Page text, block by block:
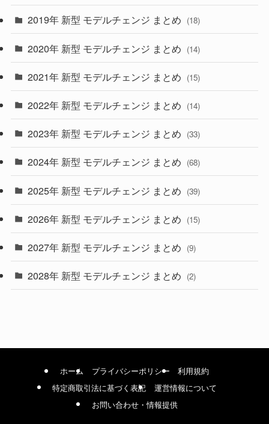
(30)
(27)
(10)
(35)
(10)
(9)
(22)
(4)
(9)
(4)
(1)
2019年 新型 モデルチェンジ まとめ (18)
2020年 新型 モデルチェンジ まとめ (14)
2021年 新型 モデルチェンジ まとめ (15)
2022年 新型 モデルチェンジ まとめ (14)
2023年 新型 モデルチェンジ まとめ (33)
2024年 新型 モデルチェンジ まとめ (68)
2025年 新型 モデルチェンジ まとめ (39)
2026年 新型 モデルチェンジ まとめ (15)
2027年 新型 モデルチェンジ まとめ (9)
2028年 新型 モデルチェンジ まとめ (2)
ホーム プライバシーポリシー
利用規約
特定商取引法に基づく表記
運営情報について
お問い合わせ・情報提供